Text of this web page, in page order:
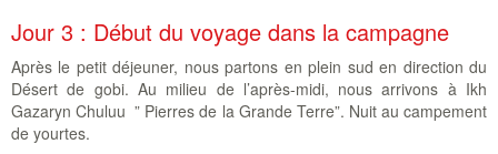
Jour 3 : Début du voyage dans la campagne
Après le petit déjeuner, nous partons en plein sud en direction du
Désert de gobi. Au milieu de l’après-midi, nous arrivons à Ikh
Gazaryn Chuluu ” Pierres de la Grande Terre”. Nuit au campement
de yourtes.